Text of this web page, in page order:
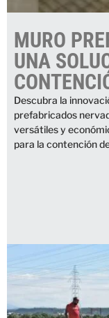
MURO
UNA
Descubra la
prefabricados
versátiles y
para la contención